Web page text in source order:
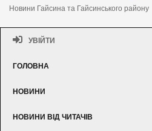
Новини Гайсина та Гайсинського району
УВІЙТИ
ГОЛОВНА
НОВИНИ
НОВИНИ ВІД ЧИТАЧІВ